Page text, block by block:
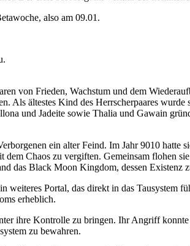
also am 09.01.
von Frieden, Wachstum und dem
Als ältestes Kind des Herrscherpaares
und Jadeite sowie Thalia und Gawain
ein alter Feind. Im Jahr 9010
Chaos zu vergiften. Gemeinsam flohen
das Black Moon Kingdom, dessen Existenz
weiteres Portal, das direkt in das Tausystem
erheblich.
ihre Kontrolle zu bringen. Ihr Angriff
zu bewahren.